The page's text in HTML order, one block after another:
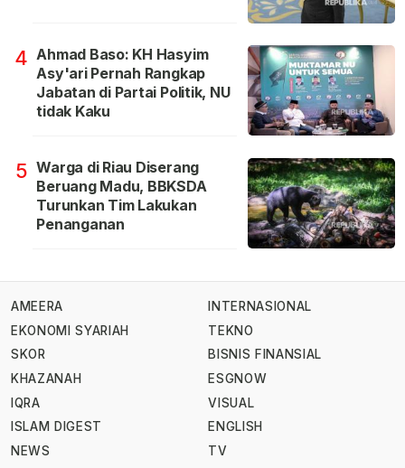
4 Ahmad Baso: KH Hasyim
Asy'ari Pernah Rangkap
Jabatan di Partai Politik, NU
tidak Kaku
5 Warga di Riau Diserang
Beruang Madu, BBKSDA
Turunkan Tim Lakukan
Penanganan
AMEERA
EKONOMI SYARIAH
SKOR
KHAZANAH
IQRA
ISLAM DIGEST
NEWS
INTERNASIONAL
TEKNO
BISNIS FINANSIAL
ESGNOW
VISUAL
ENGLISH
TV